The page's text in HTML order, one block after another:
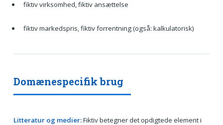
fiktiv virksomhed, fiktiv ansættelse
fiktiv markedspris, fiktiv forrentning (også: kalkulatorisk)
Domænespecifik brug
Litteratur og medier:Fiktiv betegner det opdigtede element i